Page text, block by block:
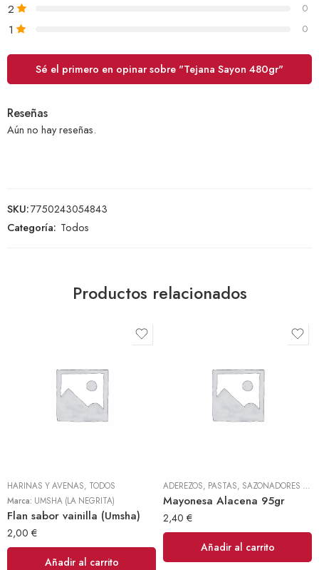
2 0
1 0
Sé el primero en opinar sobre "Tejana Sayon 480gr"
Reseñas
Aún no hay reseñas.
SKU:7750243054843
Categoría: Todos
Productos relacionados
HARINAS Y AVENAS, TODOS
Marca: UMSHA (LA NEGRITA)
Flan sabor vainilla (Umsha)
2,00 €
Añadir al carrito
ADEREZOS, PASTAS, SAZONADORES Y CONDIMENTOS
Mayonesa Alacena 95gr
2,40 €
Añadir al carrito